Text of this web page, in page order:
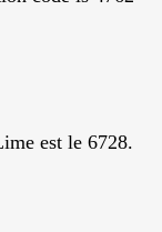
est le 6728.